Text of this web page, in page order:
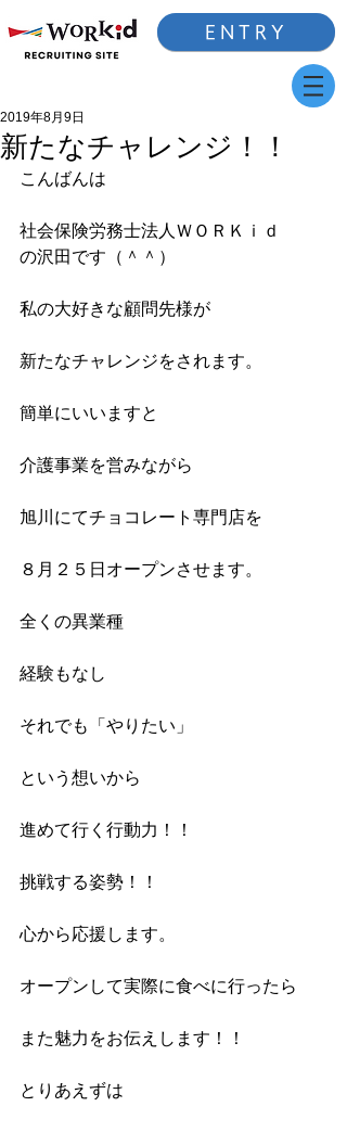
ENTRY
新たなチャレンジ！！
2019年8月9日
こんばんは
社会保険労務士法人ＷＯＲＫｉｄ
の沢田です（＾＾）
私の大好きな顧問先様が
新たなチャレンジをされます。
簡単にいいますと
介護事業を営みながら
旭川にてチョコレート専門店を
８月２５日オープンさせます。
全くの異業種
経験もなし
それでも「やりたい」
という想いから
進めて行く行動力！！
挑戦する姿勢！！
心から応援します。
オープンして実際に食べに行ったら
また魅力をお伝えします！！
とりあえずは